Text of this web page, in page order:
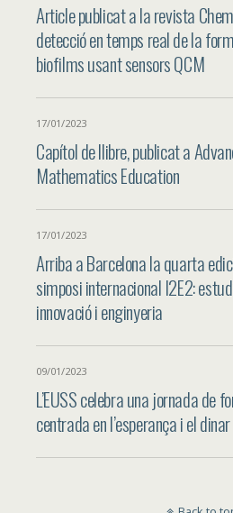
Article publicat a la revista
detecció en temps real de la
biofilms usant sensors QCM
17/01/2023
Capítol de llibre, publicat a
Mathematics Education
17/01/2023
Arriba a Barcelona la quarta
simposi internacional I2E2:
innovació i enginyeria
09/01/2023
L’EUSS celebra una jornada de
centrada en l’esperança i el